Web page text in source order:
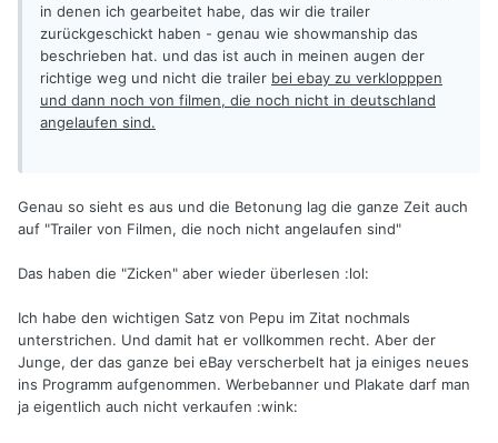
in denen ich gearbeitet habe, das wir die trailer
zurückgeschickt haben - genau wie showmanship das
beschrieben hat. und das ist auch in meinen augen der
richtige weg und nicht die trailer bei ebay zu verklopppen
und dann noch von filmen, die noch nicht in deutschland
angelaufen sind.
Genau so sieht es aus und die Betonung lag die ganze Zeit auch
auf "Trailer von Filmen, die noch nicht angelaufen sind"
Das haben die "Zicken" aber wieder überlesen :lol:
Ich habe den wichtigen Satz von Pepu im Zitat nochmals
unterstrichen. Und damit hat er vollkommen recht. Aber der
Junge, der das ganze bei eBay verscherbelt hat ja einiges neues
ins Programm aufgenommen. Werbebanner und Plakate darf man
ja eigentlich auch nicht verkaufen :wink: